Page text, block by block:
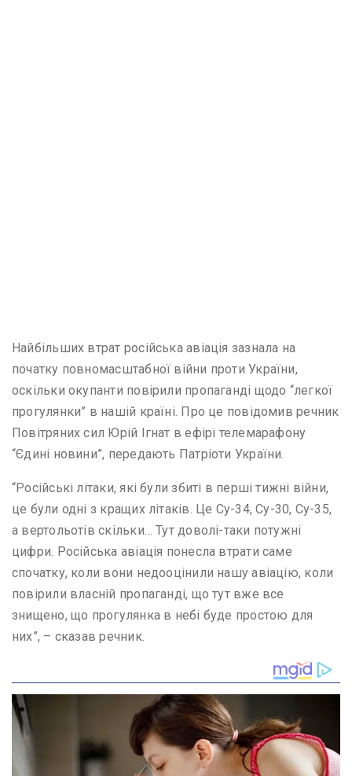
Найбільших втрат російська авіація зазнала на
початку повномасштабної війни проти України,
оскільки окупанти повірили пропаганді щодо “легкої
прогулянки” в нашій країні. Про це повідомив речник
Повітряних сил Юрій Ігнат в ефірі телемарафону
“Єдині новини”, передають Патріоти України.
“Російські літаки, які були збиті в перші тижні війни,
це були одні з кращих літаків. Це Су-34, Су-30, Су-35,
а вертольотів скільки… Тут доволі-таки потужні
цифри. Російська авіація понесла втрати саме
спочатку, коли вони недооцінили нашу авіацію, коли
повірили власній пропаганді, що тут вже все
знищено, що прогулянка в небі буде простою для
них”, – сказав речник.